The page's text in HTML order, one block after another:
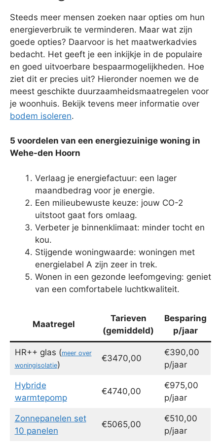
Steeds meer mensen zoeken naar opties om hun
energieverbruik te verminderen. Maar wat zijn
goede opties? Daarvoor is het maatwerkadvies
bedacht. Het geeft je een inkijkje in de populaire
en goed uitvoerbare bespaarmogelijkheden. Hoe
ziet dit er precies uit? Hieronder noemen we de
meest geschikte duurzaamheidsmaatregelen voor
je woonhuis. Bekijk tevens meer informatie over
bodem isoleren.
5 voordelen van een energiezuinige woning in
Wehe-den Hoorn
Verlaag je energiefactuur: een lager
maandbedrag voor je energie.
Een milieubewuste keuze: jouw CO-2
uitstoot gaat fors omlaag.
Verbeter je binnenklimaat: minder tocht en
kou.
Stijgende woningwaarde: woningen met
energielabel A zijn zeer in trek.
Wonen in een gezonde leefomgeving: geniet
van een comfortabele luchtkwaliteit.
Maatregel
Tarieven
(gemiddeld)
Besparing
p/jaar
HR++ glas (meer over
woningisolatie)
€3470,00
€390,00
p/jaar
Hybride
warmtepomp
€4740,00
€975,00
p/jaar
Zonnepanelen set
10 panelen
€5065,00
€510,00
p/jaar